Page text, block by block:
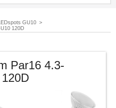
GU10 >
120D
Par16 4.3-